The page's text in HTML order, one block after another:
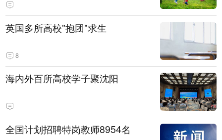
英国多所高校"抱团"求生
8
海内外百所高校学子聚沈阳
全国计划招聘特岗教师8954名